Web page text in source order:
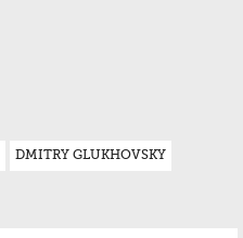
DMITRY GLUKHOVSKY